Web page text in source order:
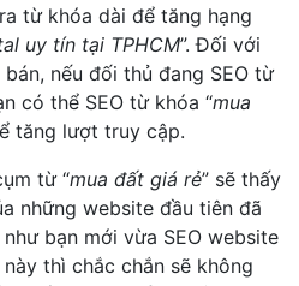
từ khóa dài để tăng hạng
uy tín tại TPHCM”. Đối với
nếu đối thủ đang SEO từ
có thể SEO từ khóa “mua
tăng lượt truy cập.
từ “mua đất giá rẻ” sẽ thấy
những website đầu tiên đã
bạn mới vừa SEO website
thì chắc chắn sẽ không